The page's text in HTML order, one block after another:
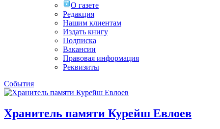
О газете
Редакция
Нашим клиентам
Издать книгу
Подписка
Вакансии
Правовая информация
Реквизиты
События
Хранитель памяти Курейш Евлоев